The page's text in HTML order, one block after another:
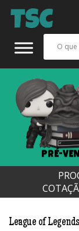
PRÉ-
League of Legends